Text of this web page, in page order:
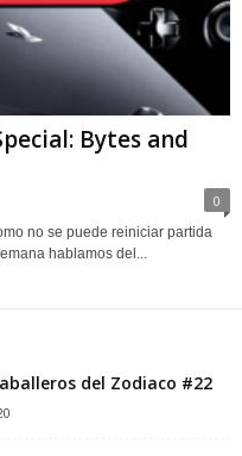
Bytes and
0
no se puede reiniciar partida
hablamos del...
del Zodiaco #22